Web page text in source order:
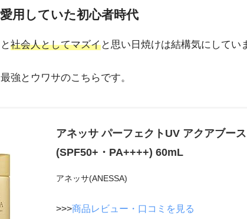
用していた初心者時代
社会人としてマズイと思い日焼けは結構気にしてい
強とウワサのこちらです。
アネッサ パーフェクトUV アクアブー
(SPF50+・PA++++) 60mL
アネッサ(ANESSA)
>>>商品レビュー・口コミを見る